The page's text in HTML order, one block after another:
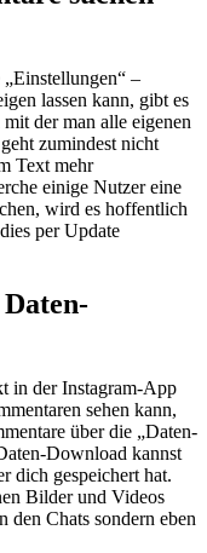
–
lassen kann, gibt es
der man alle eigenen
zumindest nicht
Text mehr
einige Nutzer eine
wird es hoffentlich
per Update
in der Instagram-App
sehen kann,
über die „Daten-
Download kannst
dich gespeichert hat.
Bilder und Videos
den Chats sondern eben